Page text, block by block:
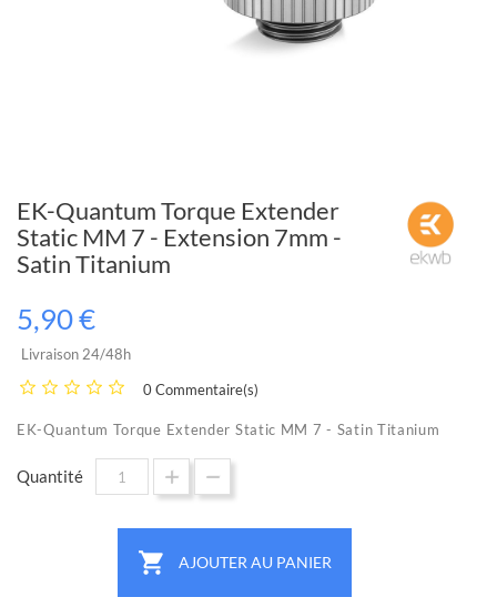
EK-Quantum Torque Extender
Static MM 7 - Extension 7mm -
Satin Titanium
5,90 €
Livraison 24/48h
0 Commentaire(s)
EK-Quantum Torque Extender Static MM 7 - Satin Titanium
Quantité
 AJOUTER AU PANIER